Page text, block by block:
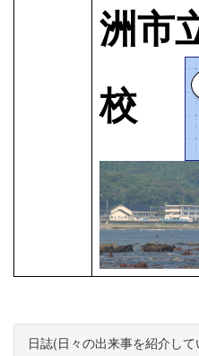
洲市
校
日誌(日々の出来事を紹介して